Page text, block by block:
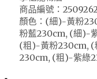
商品編號：
顏色：(細)-黃粉
粉藍230cm, (細)-
(粗)-黃粉230cm,
230cm, (粗)-紫綠